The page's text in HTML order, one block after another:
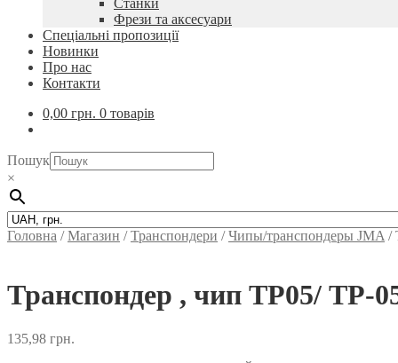
Станки
Фрези та аксесуари
Спеціальні пропозиції
Новинки
Про нас
Контакти
0,00 грн. 0 товарів
Пошук
×
Головна /Магазин /Транспондери /Чипы/транспондеры JMA /
Транспондер , чип TP05/ ТР-
135,98 грн.